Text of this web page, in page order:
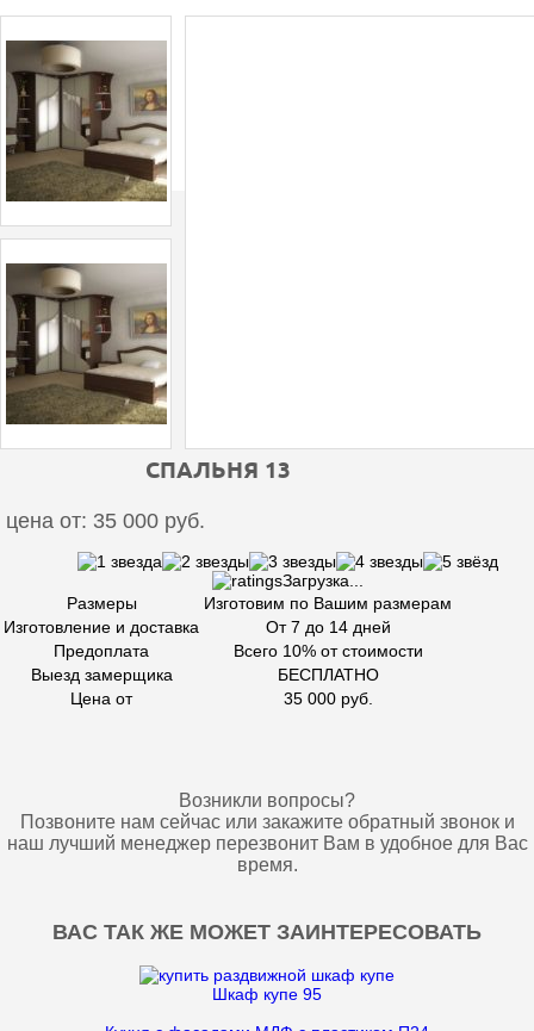
СПAЛЬНЯ 13
цена от: 35 000 руб.
Загрузка...
Размеры
Изготовим по Вашим размерам
Изготовление и доставка
От 7 до 14 дней
Предоплата
Всего 10% от стоимости
Выезд замерщика
БЕСПЛАТНО
Цена от
35 000 руб.
Возникли вопросы?
Позвоните нам сейчас или закажите обратный звонок и
наш лучший менеджер перезвонит Вам в удобное для Вас
время.
ВАС ТАК ЖЕ МОЖЕТ ЗАИНТЕРЕСОВАТЬ
Шкаф купе 95